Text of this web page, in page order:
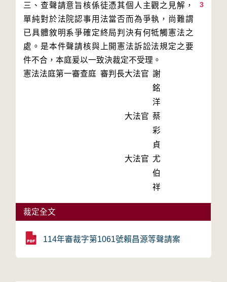
3
三、查聲請意旨核係徒憑其個人主觀之見解，
單純對於法院認事用法當否而為爭執，尚難謂
已具體敘明系爭確定終局判決有何牴觸憲法之
處。是本件聲請核與上開憲法訴訟法規定之要
件不合，本庭爰以一致決裁定不受理。
憲法法庭第一審查庭 審判長大法官 謝
銘
洋
大法官 蔡
彩
貞
大法官 尤
伯
祥
裁定全文
114年審裁字第1061號賴昌源等聲請案